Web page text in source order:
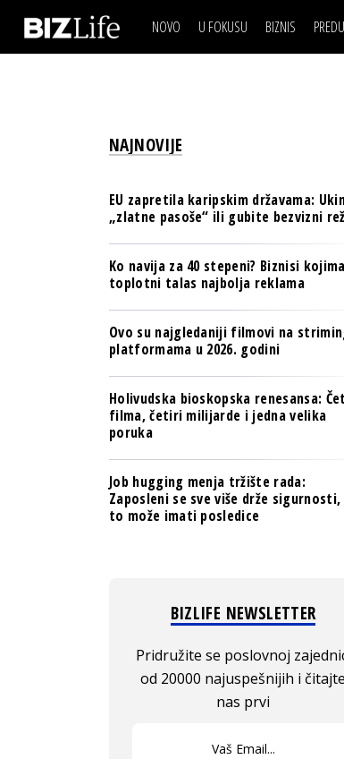
NOVO U FOKUSU BIZNIS
BANKE
OSIGURANJE
TECH I AI
BIZNIS &
PULS
NOVO NA
IZJAVA DANABIZNIS
BREND I
TECH I AI
PULS
NAJNOVIJE
EU zapretila karipskim državama:
„zlatne pasoše“ ili gubite bezvizni
Ko navija za 40 stepeni? Biznisi
toplotni talas najbolja reklama
Ovo su najgledaniji filmovi na
platformama u 2026. godini
Holivudska bioskopska renesansa:
filma, četiri milijarde i jedna velika
poruka
Job hugging menja tržište rada:
Zaposleni se sve više drže
to može imati posledice
BIZLIFE NEWSLETTER
Pridružite se poslovnoj
od 20000 najuspešnijih i čitajte
nas prvi